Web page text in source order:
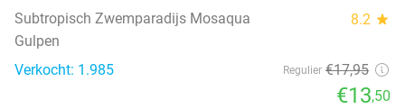
Subtropisch Zwemparadijs Mosaqua 8.2 star
Gulpen
Verkocht: 1.985
Regulier €17,95
€13,50